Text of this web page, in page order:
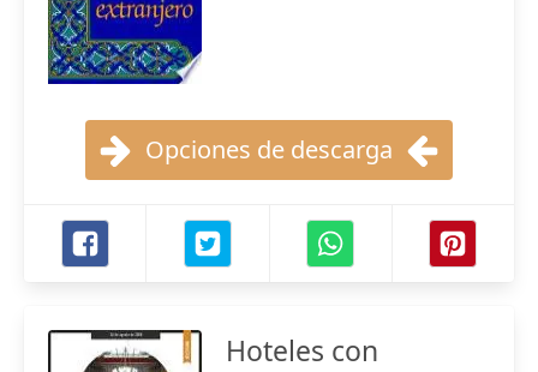
Opciones de descarga
Hoteles con